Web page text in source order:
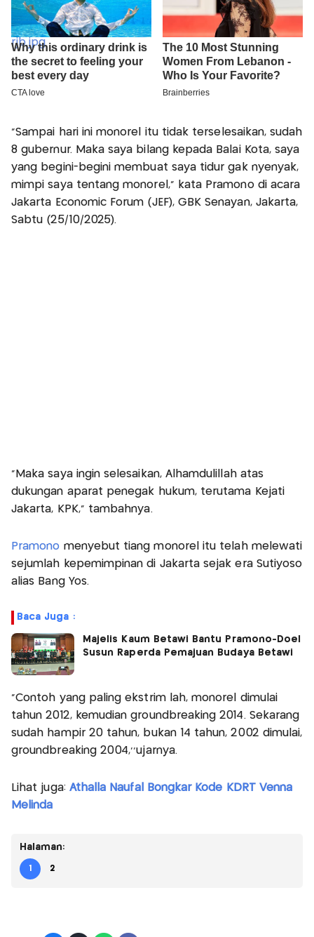
"Sampai hari ini monorel itu tidak terselesaikan, sudah
8 gubernur. Maka saya bilang kepada Balai Kota, saya
yang begini-begini membuat saya tidur gak nyenyak,
mimpi saya tentang monorel," kata Pramono di acara
Jakarta Economic Forum (JEF), GBK Senayan, Jakarta,
Sabtu (25/10/2025).
"Maka saya ingin selesaikan, Alhamdulillah atas
dukungan aparat penegak hukum, terutama Kejati
Jakarta, KPK," tambahnya.
Pramono menyebut tiang monorel itu telah melewati
sejumlah kepemimpinan di Jakarta sejak era Sutiyoso
alias Bang Yos.
Baca Juga :
Majelis Kaum Betawi Bantu Pramono-Doel
Susun Raperda Pemajuan Budaya Betawi
"Contoh yang paling ekstrim lah, monorel dimulai
tahun 2012, kemudian groundbreaking 2014. Sekarang
sudah hampir 20 tahun, bukan 14 tahun, 2002 dimulai,
groundbreaking 2004,’’ujarnya.
Lihat juga: Athalla Naufal Bongkar Kode KDRT Venna
Melinda
Halaman:
1 2